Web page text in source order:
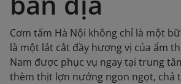
Cơm tấm Hà Nội không chỉ là một
là một lát cắt đầy hương vị của ẩm
Nam được phục vụ ngay tại trung
thèm thịt lợn nướng ngon ngọt, chả